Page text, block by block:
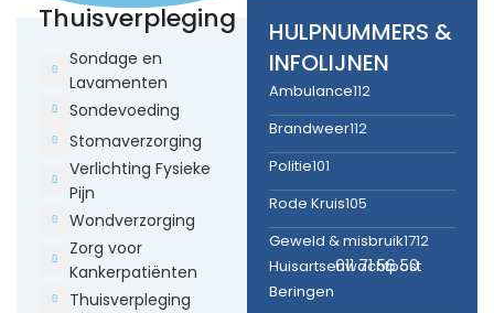
Thuisverpleging
Sondage en
Lavamenten
Sondevoeding
Stomaverzorging
Verlichting Fysieke
Pijn
Wondverzorging
Zorg voor
Kankerpatiënten
Thuisverpleging
HULPNUMMERS &
INFOLIJNEN
Ambulance112
Brandweer112
Politie101
Rode Kruis105
Geweld & misbruik1712
Huisartsenwachtpost
Beringen
011 71 56 50